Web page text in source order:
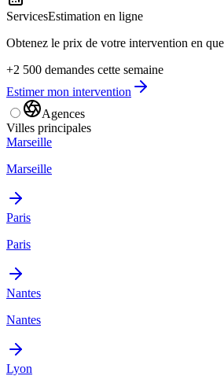
ServicesEstimation en ligne
Obtenez le prix de votre intervention en
+2 500 demandes cette semaine
Estimer mon intervention
Agences
Villes principales
Marseille
Marseille
Paris
Paris
Nantes
Nantes
Lyon